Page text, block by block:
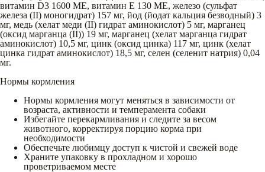
витамин D3 1600 МЕ, витамин Е 130 МЕ, железо (сульфат
железа (II) моногидрат) 157 мг, йод (йодат кальция безводный) 3
мг, медь (хелат меди (II) гидрат аминокислот) 5 мг, марганец
(оксид марганца (II)) 19 мг, марганец (хелат марганца гидрат
аминокислот) 10,5 мг, цинк (оксид цинка) 117 мг, цинк (хелат
цинка гидрат аминокислот) 18,5 мг, селен (селенит натрия) 0,04
мг.
Нормы кормления
Нормы кормления могут меняться в зависимости от
возраста, активности и темперамента собаки
Избегайте перекармливания и следите за весом
животного, корректируя порцию корма при
необходимости
Обеспечьте любимцу доступ к чистой и свежей воде
Храните упаковку в прохладном и хорошо
проветриваемом месте